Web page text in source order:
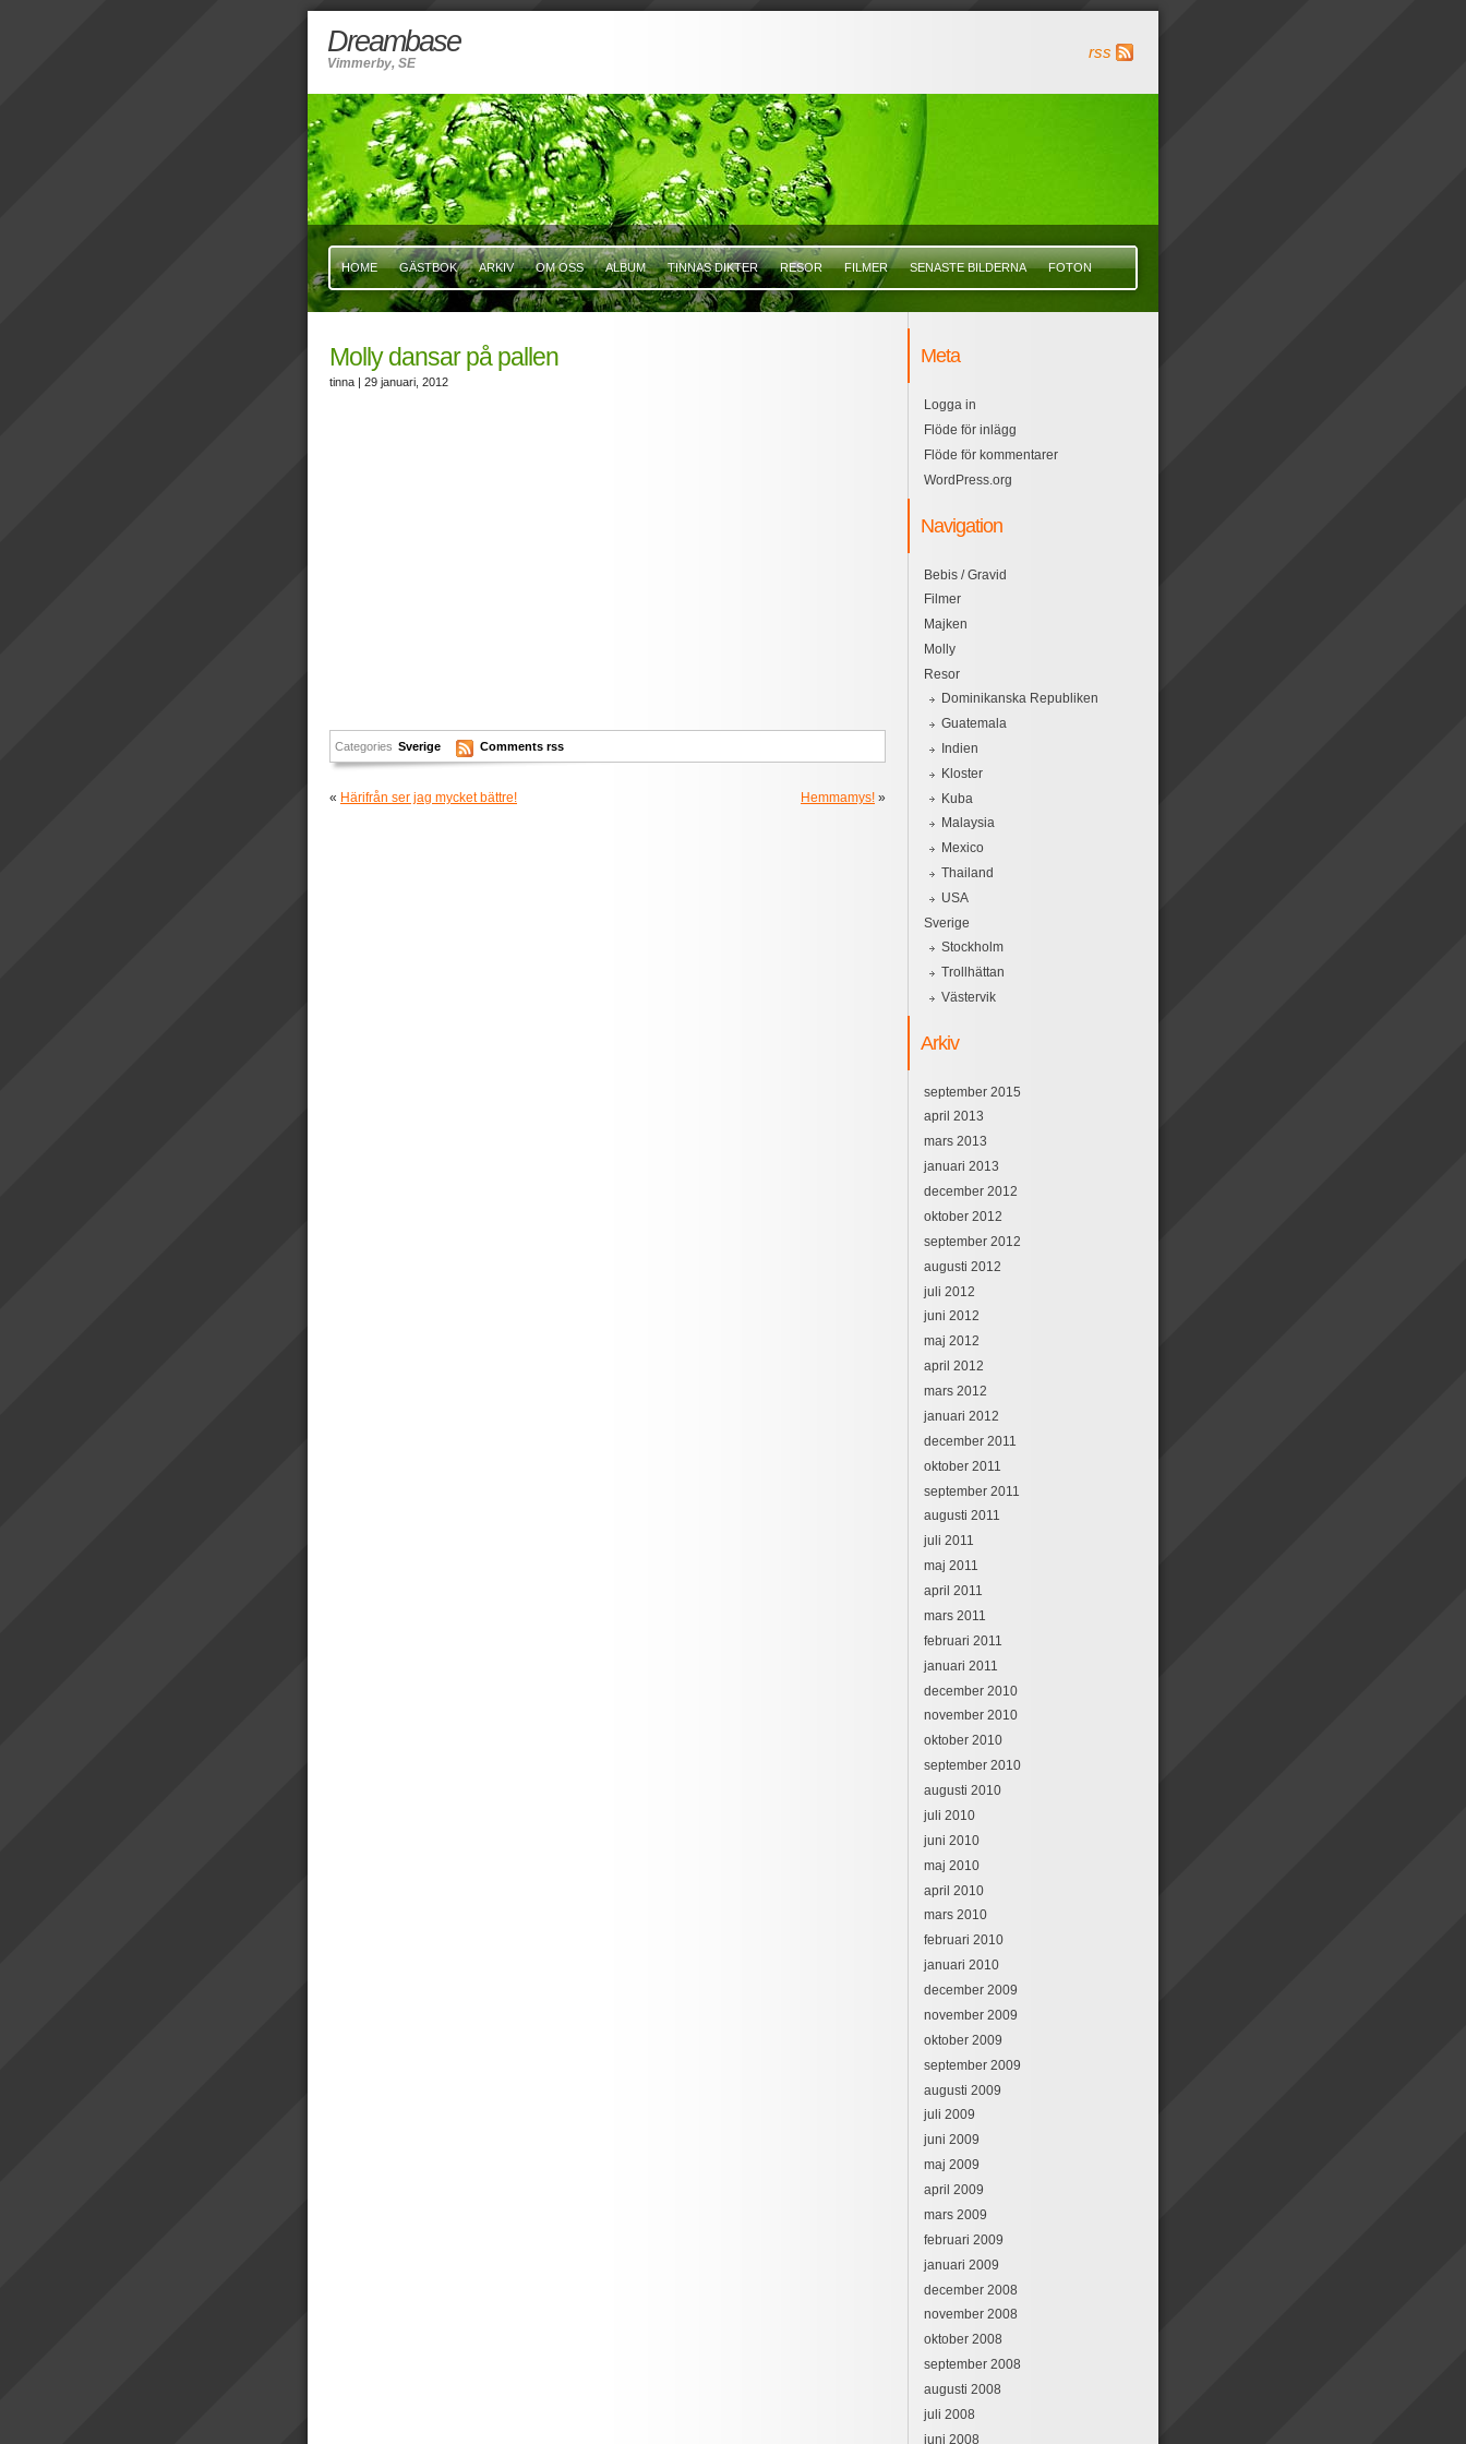
Dreambase
Vimmerby, SE
rss
HOME GÄSTBOK ARKIV OM OSS ALBUM TINNAS DIKTER RESOR FILMER SENASTE BILDERNA FOTON
Molly dansar på pallen
tinna | 29 januari, 2012
Categories Sverige Comments rss
« Härifrån ser jag mycket bättre! Hemmamys! »
Meta
Logga in
Flöde för inlägg
Flöde för kommentarer
WordPress.org
Navigation
Bebis / Gravid
Filmer
Majken
Molly
Resor
Dominikanska Republiken
Guatemala
Indien
Kloster
Kuba
Malaysia
Mexico
Thailand
USA
Sverige
Stockholm
Trollhättan
Västervik
Arkiv
september 2015
april 2013
mars 2013
januari 2013
december 2012
oktober 2012
september 2012
augusti 2012
juli 2012
juni 2012
maj 2012
april 2012
mars 2012
januari 2012
december 2011
oktober 2011
september 2011
augusti 2011
juli 2011
maj 2011
april 2011
mars 2011
februari 2011
januari 2011
december 2010
november 2010
oktober 2010
september 2010
augusti 2010
juli 2010
juni 2010
maj 2010
april 2010
mars 2010
februari 2010
januari 2010
december 2009
november 2009
oktober 2009
september 2009
augusti 2009
juli 2009
juni 2009
maj 2009
april 2009
mars 2009
februari 2009
januari 2009
december 2008
november 2008
oktober 2008
september 2008
augusti 2008
juli 2008
juni 2008